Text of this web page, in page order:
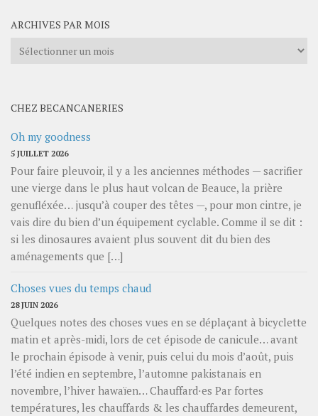
ARCHIVES PAR MOIS
Archives
CHEZ BECANCANERIES
Oh my goodness
5 JUILLET 2026
Pour faire pleuvoir, il y a les anciennes méthodes — sacrifier
une vierge dans le plus haut volcan de Beauce, la prière
genufléxée… jusqu’à couper des têtes —, pour mon cintre, je
vais dire du bien d’un équipement cyclable. Comme il se dit :
si les dinosaures avaient plus souvent dit du bien des
aménagements que […]
Choses vues du temps chaud
28 JUIN 2026
Quelques notes des choses vues en se déplaçant à bicyclette
matin et après-midi, lors de cet épisode de canicule… avant
le prochain épisode à venir, puis celui du mois d’août, puis
l’été indien en septembre, l’automne pakistanais en
novembre, l’hiver hawaïen… Chauffard⋅es Par fortes
températures, les chauffards & les chauffardes demeurent,